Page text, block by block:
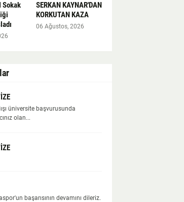
Sokak
SERKAN KAYNAR'DAN
KORKUTAN KAZA
06 Ağustos, 2026
üniversite başvurusunda
olan...
başarısının devamını dileriz.